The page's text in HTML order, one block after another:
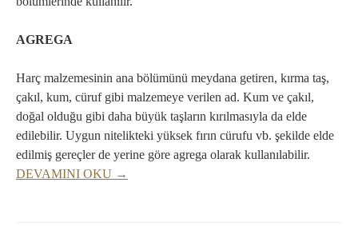
AGREGA
Harç malzemesinin ana bölümünü meydana getiren, kırma taş,
çakıl, kum, cüruf gibi malzemeye verilen ad. Kum ve çakıl,
doğal olduğu gibi daha büyük taşların kırılmasıyla da elde
edilebilir. Uygun nitelikteki yüksek fırın cürufu vb. şekilde elde
edilmiş gereçler de yerine göre agrega olarak kullanılabilir.
DEVAMINI OKU →